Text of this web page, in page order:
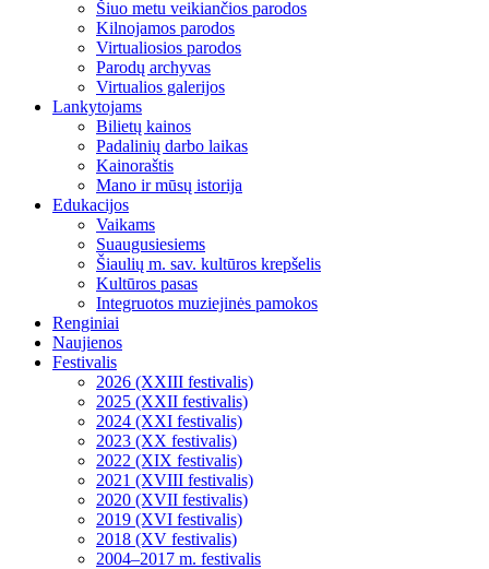
Šiuo metu veikiančios parodos
Kilnojamos parodos
Virtualiosios parodos
Parodų archyvas
Virtualios galerijos
Lankytojams
Bilietų kainos
Padalinių darbo laikas
Kainoraštis
Mano ir mūsų istorija
Edukacijos
Vaikams
Suaugusiesiems
Šiaulių m. sav. kultūros krepšelis
Kultūros pasas
Integruotos muziejinės pamokos
Renginiai
Naujienos
Festivalis
2026 (XXIII festivalis)
2025 (XXII festivalis)
2024 (XXI festivalis)
2023 (XX festivalis)
2022 (XIX festivalis)
2021 (XVIII festivalis)
2020 (XVII festivalis)
2019 (XVI festivalis)
2018 (XV festivalis)
2004–2017 m. festivalis